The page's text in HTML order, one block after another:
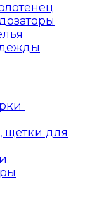
щетки для